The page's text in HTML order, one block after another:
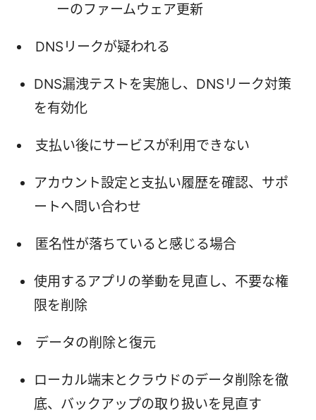
ーのファームウェア更新
DNSリークが疑われる
DNS漏洩テストを実施し、DNSリーク対策
を有効化
支払い後にサービスが利用できない
アカウント設定と支払い履歴を確認、サポ
ートへ問い合わせ
匿名性が落ちていると感じる場合
使用するアプリの挙動を見直し、不要な権
限を削除
データの削除と復元
ローカル端末とクラウドのデータ削除を徹
底、バックアップの取り扱いを見直す